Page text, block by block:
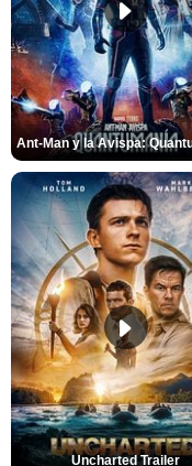
Uncharted Trailer